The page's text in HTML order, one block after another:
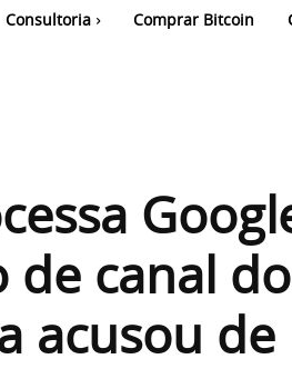
Consultoria Comprar Bitcoin
de canal do
acusou de